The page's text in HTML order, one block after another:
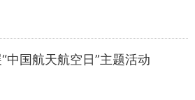
中国航天航空日”主题活动